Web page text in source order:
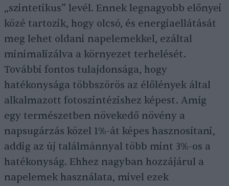
„szintetikus” levél. Ennek legnagyobb előnyei
közé tartozik, hogy olcsó, és energiaellátását
meg lehet oldani napelemekkel, ezáltal
minimalizálva a környezet terhelését.
További fontos tulajdonsága, hogy
hatékonysága többszörös az élőlények által
alkalmazott fotoszintézishez képest. Amíg
egy természetben növekedő növény a
napsugárzás közel 1%-át képes hasznosítani,
addig az új találmánnyal több mint 3%-os a
hatékonyság. Ehhez nagyban hozzájárul a
napelemek használata, mivel ezek